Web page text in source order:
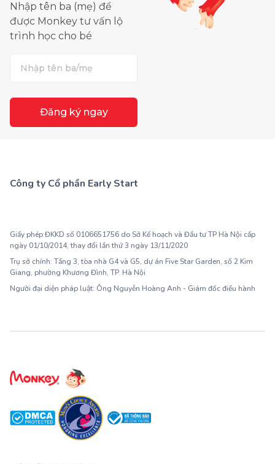
Nhập tên ba (mẹ) để
được Monkey tư vấn lộ
trình học cho bé
Đăng ký ngay
Công ty Cổ phần Early Start
Giấy phép ĐKKD số 0106651756 do Sở Kế hoạch và Đầu tư TP Hà Nội cấp
ngày 01/10/2014, thay đổi lần thứ 3 ngày 13/11/2020
Trụ sở chính: Tầng 3, tòa nhà G4 và G5, dự án Five Star Garden, số 2 Kim
Giang, phường Khương Đình, TP. Hà Nội
Người đại diện pháp luật: Ông Nguyễn Hoàng Anh - Giám đốc điều hành